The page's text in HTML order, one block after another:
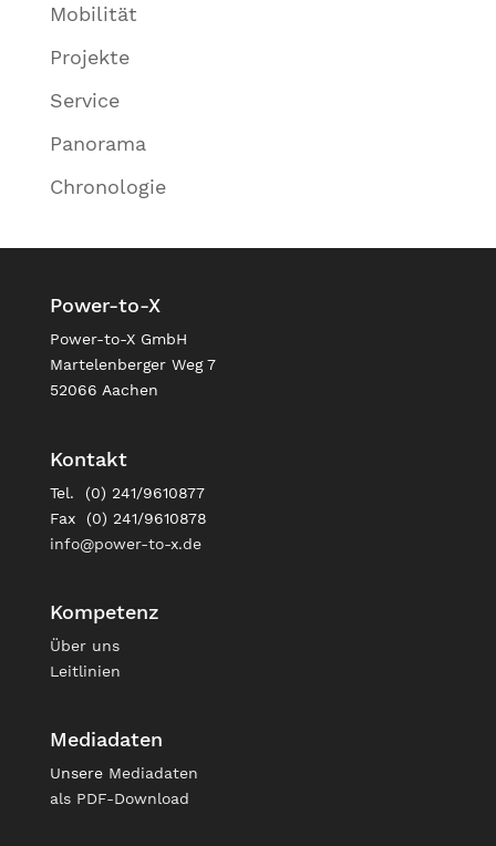
Mobilität
Projekte
Service
Panorama
Chronologie
Power-to-X
Power-to-X GmbH
Martelenberger Weg 7
52066 Aachen
Kontakt
Tel. (0) 241/9610877
Fax (0) 241/9610878
info@power-to-x.de
Kompetenz
Über uns
Leitlinien
Mediadaten
Unsere Mediadaten
als PDF-Download